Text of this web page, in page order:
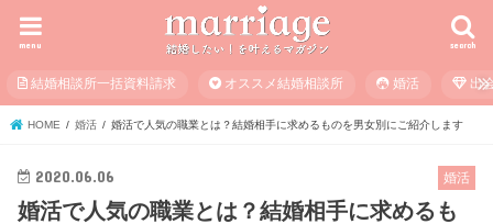
search
menu
結婚相談所一括資料請求 オススメ結婚相談所 婚活 出
HOME 婚活 婚活で人気の職業とは？結婚相手に求めるものを男女別にご紹介します
婚活
2020.06.06
婚活で人気の職業とは？結婚相手に求めるも